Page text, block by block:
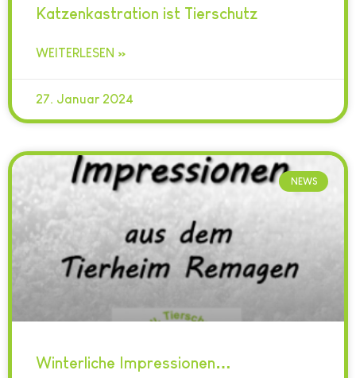
Katzenkastration ist Tierschutz
WEITERLESEN »
27. Januar 2024
NEWS
Winterliche Impressionen…